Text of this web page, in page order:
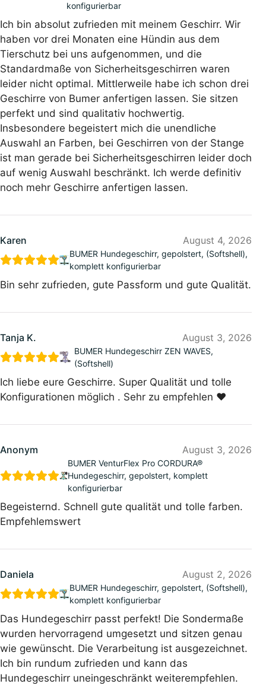
konfigurierbar
Ich bin absolut zufrieden mit meinem Geschirr. Wir
haben vor drei Monaten eine Hündin aus dem
Tierschutz bei uns aufgenommen, und die
Standardmaße von Sicherheitsgeschirren waren
leider nicht optimal. Mittlerweile habe ich schon drei
Geschirre von Bumer anfertigen lassen. Sie sitzen
perfekt und sind qualitativ hochwertig.
Insbesondere begeistert mich die unendliche
Auswahl an Farben, bei Geschirren von der Stange
ist man gerade bei Sicherheitsgeschirren leider doch
auf wenig Auswahl beschränkt. Ich werde definitiv
noch mehr Geschirre anfertigen lassen.
Karen August 4, 2026
BUMER Hundegeschirr, gepolstert, (Softshell),
komplett konfigurierbar
Bin sehr zufrieden, gute Passform und gute Qualität.
Tanja K. August 3, 2026
BUMER Hundegeschirr ZEN WAVES,
(Softshell)
Ich liebe eure Geschirre. Super Qualität und tolle
Konfigurationen möglich . Sehr zu empfehlen ❤️
Anonym August 3, 2026
BUMER VenturFlex Pro CORDURA®
Hundegeschirr, gepolstert, komplett
konfigurierbar
Begeisternd. Schnell gute qualität und tolle farben.
Empfehlemswert
Daniela August 2, 2026
BUMER Hundegeschirr, gepolstert, (Softshell),
komplett konfigurierbar
Das Hundegeschirr passt perfekt! Die Sondermaße
wurden hervorragend umgesetzt und sitzen genau
wie gewünscht. Die Verarbeitung ist ausgezeichnet.
Ich bin rundum zufrieden und kann das
Hundegeschirr uneingeschränkt weiterempfehlen.